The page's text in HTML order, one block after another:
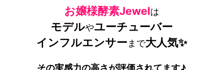
お嬢様酵素Jewelは
モデルやユーチューバー
インフルエンサー まで大人気✨
その実感力の高さが評価されてます♪